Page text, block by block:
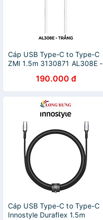
Cáp USB Type-C to Type-C
ZMI 1.5m 3130871 AL308E -
190.000 đ
Cáp USB Type-C to Type-C
Innostyle Duraflex 1.5m